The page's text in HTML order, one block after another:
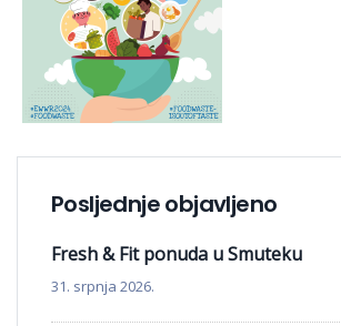
Posljednje objavljeno
Fresh & Fit ponuda u Smuteku
31. srpnja 2026.